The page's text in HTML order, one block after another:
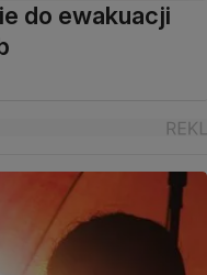
do ewakuacji